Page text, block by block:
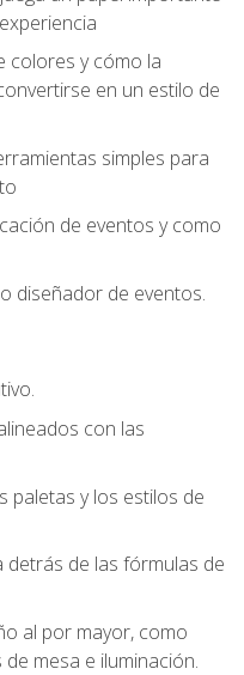
colores y cómo la
en un estilo de
simples para
de eventos y como
diseñador de eventos.
con las
paletas y los estilos de
de las fórmulas de
al por mayor, como
mesa e iluminación.